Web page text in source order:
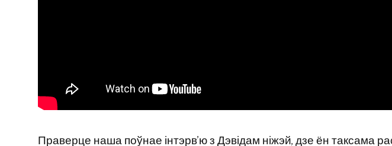
Праверце наша поўнае інтэрв’ю з Дэвідам ніжэй, дзе ён таксама